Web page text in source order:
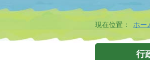
現在位置： ホー
行